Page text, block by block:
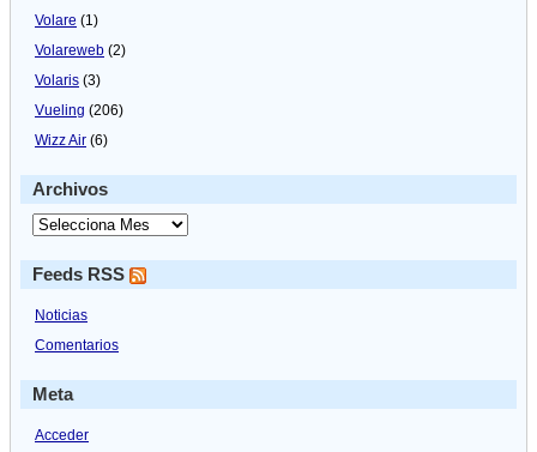
Volare (1)
Volareweb (2)
Volaris (3)
Vueling (206)
Wizz Air (6)
Archivos
Feeds RSS
Noticias
Comentarios
Meta
Acceder